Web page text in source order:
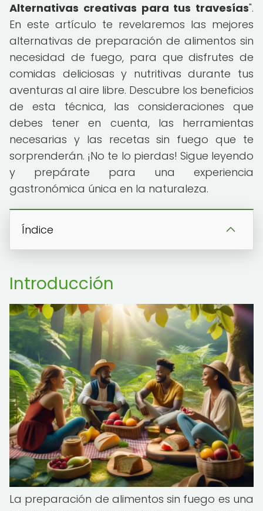
Alternativas creativas para tus travesías".
En este artículo te revelaremos las mejores
alternativas de preparación de alimentos sin
necesidad de fuego, para que disfrutes de
comidas deliciosas y nutritivas durante tus
aventuras al aire libre. Descubre los beneficios
de esta técnica, las consideraciones que
debes tener en cuenta, las herramientas
necesarias y las recetas sin fuego que te
sorprenderán. ¡No te lo pierdas! Sigue leyendo
y prepárate para una experiencia
gastronómica única en la naturaleza.
Índice
Introducción
La preparación de alimentos sin fuego es una